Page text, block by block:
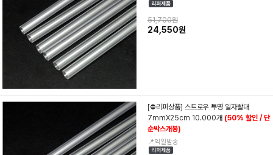
51,700원
24,550원
[⛔리퍼상품] 스트로우 투명 일자빨대
7mmX25cm 10.000개(50% 할인 / 단
순박스개봉)
📍익일발송